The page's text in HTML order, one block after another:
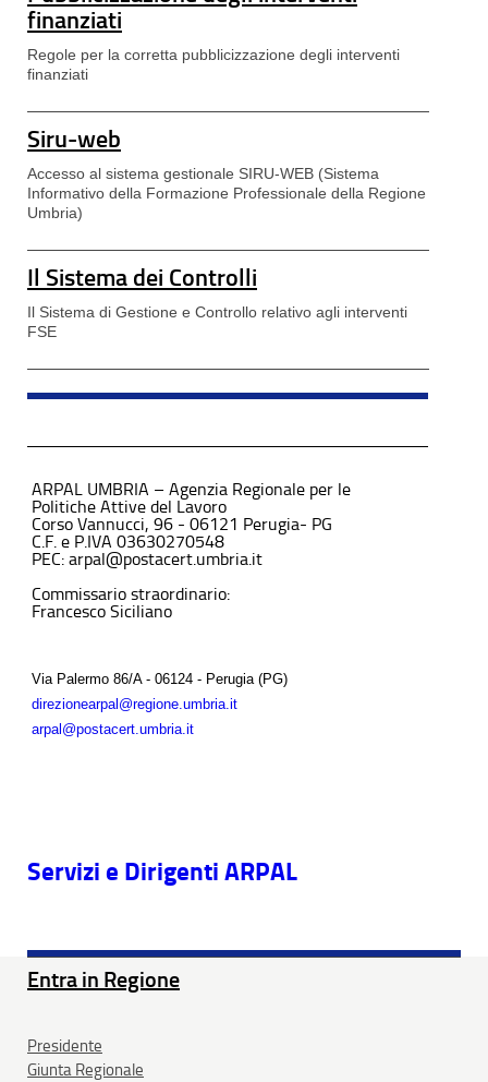
finanziati
Regole per la corretta pubblicizzazione degli interventi
finanziati
Siru-web
Accesso al sistema gestionale SIRU-WEB (Sistema
Informativo della Formazione Professionale della Regione
Umbria)
Il Sistema dei Controlli
Il Sistema di Gestione e Controllo relativo agli interventi
FSE
ARPAL UMBRIA – Agenzia Regionale per le
Politiche Attive del Lavoro
Corso Vannucci, 96 - 06121 Perugia- PG
C.F. e P.IVA 03630270548
PEC: arpal@postacert.umbria.it
Commissario straordinario:
Francesco Siciliano
Via Palermo 86/A - 06124 - Perugia (PG)
direzionearpal@regione.umbria.it
arpal@postacert.umbria.it
Servizi e Dirigenti ARPAL
Entra in Regione
Presidente
Giunta Regionale